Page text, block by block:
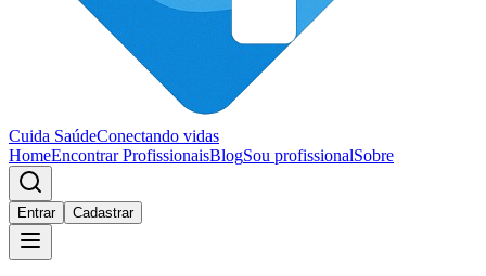
Cuida SaúdeConectando vidas
HomeEncontrar ProfissionaisBlogSou profissionalSobre
Entrar Cadastrar